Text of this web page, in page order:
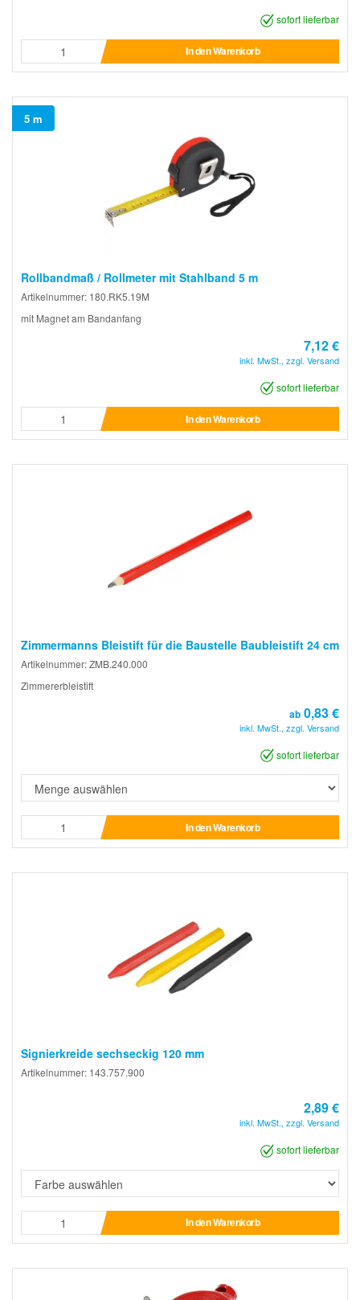
sofort lieferbar
In den Warenkorb
5 m
Rollbandmaß / Rollmeter mit Stahlband 5 m
Artikelnummer: 180.RK5.19M
mit Magnet am Bandanfang
7,12 €
inkl. MwSt., zzgl. Versand
sofort lieferbar
In den Warenkorb
Zimmermanns Bleistift für die Baustelle Baubleistift 24 cm
Artikelnummer: ZMB.240.000
Zimmererbleistift
ab 0,83 €
inkl. MwSt., zzgl. Versand
sofort lieferbar
In den Warenkorb
Signierkreide sechseckig 120 mm
Artikelnummer: 143.757.900
2,89 €
inkl. MwSt., zzgl. Versand
sofort lieferbar
In den Warenkorb